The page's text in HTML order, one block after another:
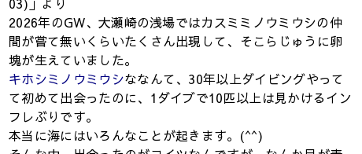
2026年のGW、大瀬崎の浅場ではカスミミノウミウシの仲
間が嘗て無いくらいたくさん出現して、そこらじゅうに卵
塊が生えていました。
キホシミノウミウシななんて、30年以上ダイビングやって
て初めて出会ったのに、1ダイブで10匹以上は見かけるイン
フレぶりです。
本当に海にはいろんなことが起きます。(^^)